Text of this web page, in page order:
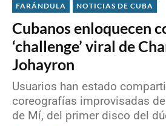
FARÁNDULA NOTICIAS DE CUBA
Cubanos enloquecen
‘challenge’ viral de
Johayron
Usuarios han estado
coreografías improvisadas
de Mí, del primer disco del